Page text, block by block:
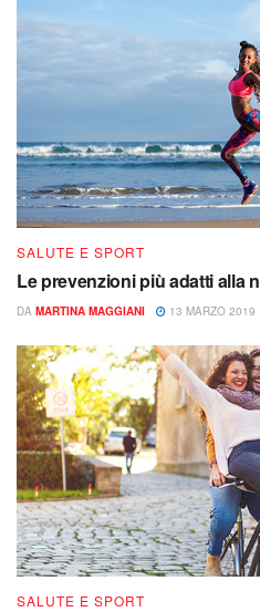
SALUTE E SPORT
Le prevenzioni più adatti alla
DA MARTINA MAGGIANI 13 MARZO 2019
SALUTE E SPORT